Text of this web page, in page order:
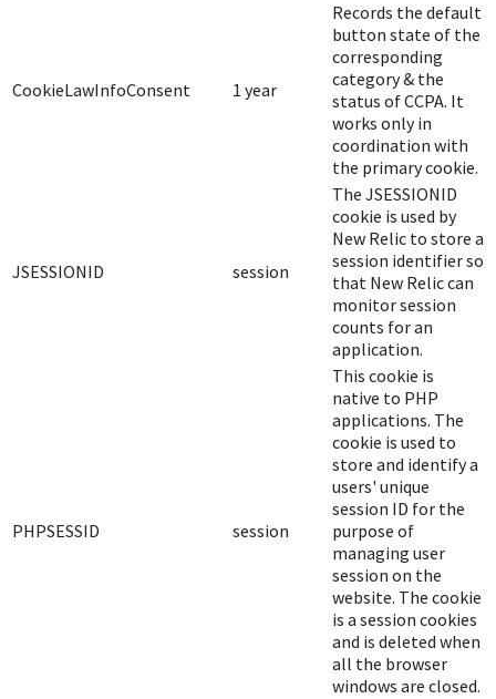
CookieLawInfoConsent 1 year
Records the default
button state of the
corresponding
category & the
status of CCPA. It
works only in
coordination with
the primary cookie.
JSESSIONID session
The JSESSIONID
cookie is used by
New Relic to store a
session identifier so
that New Relic can
monitor session
counts for an
application.
PHPSESSID session
This cookie is
native to PHP
applications. The
cookie is used to
store and identify a
users' unique
session ID for the
purpose of
managing user
session on the
website. The cookie
is a session cookies
and is deleted when
all the browser
windows are closed.